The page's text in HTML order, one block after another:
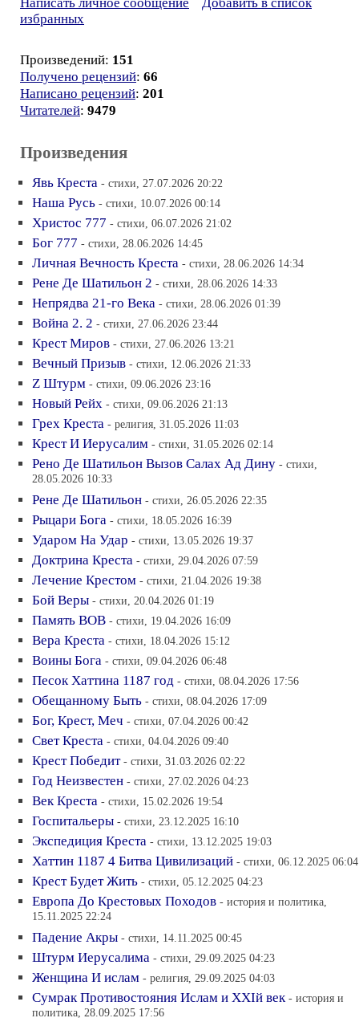
избранных
Произведений: 151
Получено рецензий: 66
Написано рецензий: 201
Читателей: 9479
Произведения
Явь Креста - стихи, 27.07.2026 20:22
Наша Русь - стихи, 10.07.2026 00:14
Христос 777 - стихи, 06.07.2026 21:02
Бог 777 - стихи, 28.06.2026 14:45
Личная Вечность Креста - стихи, 28.06.2026 14:34
Рене Де Шатильон 2 - стихи, 28.06.2026 14:33
Непрядва 21-го Века - стихи, 28.06.2026 01:39
Война 2. 2 - стихи, 27.06.2026 23:44
Крест Миров - стихи, 27.06.2026 13:21
Вечный Призыв - стихи, 12.06.2026 21:33
Z Штурм - стихи, 09.06.2026 23:16
Новый Рейх - стихи, 09.06.2026 21:13
Грех Креста - религия, 31.05.2026 11:03
Крест И Иерусалим - стихи, 31.05.2026 02:14
Рено Де Шатильон Вызов Салах Ад Дину - стихи,
28.05.2026 10:33
Рене Де Шатильон - стихи, 26.05.2026 22:35
Рыцари Бога - стихи, 18.05.2026 16:39
Ударом На Удар - стихи, 13.05.2026 19:37
Доктрина Креста - стихи, 29.04.2026 07:59
Лечение Крестом - стихи, 21.04.2026 19:38
Бой Веры - стихи, 20.04.2026 01:19
Память ВОВ - стихи, 19.04.2026 16:09
Вера Креста - стихи, 18.04.2026 15:12
Воины Бога - стихи, 09.04.2026 06:48
Песок Хаттина 1187 год - стихи, 08.04.2026 17:56
Обещанному Быть - стихи, 08.04.2026 17:09
Бог, Крест, Меч - стихи, 07.04.2026 00:42
Свет Креста - стихи, 04.04.2026 09:40
Крест Победит - стихи, 31.03.2026 02:22
Год Неизвестен - стихи, 27.02.2026 04:23
Век Креста - стихи, 15.02.2026 19:54
Госпитальеры - стихи, 23.12.2025 16:10
Экспедиция Креста - стихи, 13.12.2025 19:03
Хаттин 1187 4 Битва Цивилизаций - стихи, 06.12.2025 06:04
Крест Будет Жить - стихи, 05.12.2025 04:23
Европа До Крестовых Походов - история и политика,
15.11.2025 22:24
Падение Акры - стихи, 14.11.2025 00:45
Штурм Иерусалима - стихи, 29.09.2025 04:23
Женщина И ислам - религия, 29.09.2025 04:03
Сумрак Противостояния Ислам и XXIй век - история и
политика, 28.09.2025 17:56